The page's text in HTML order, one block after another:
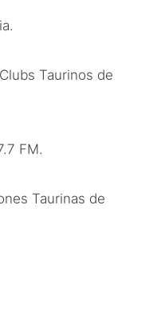
Taurinos de
FM.
Taurinas de